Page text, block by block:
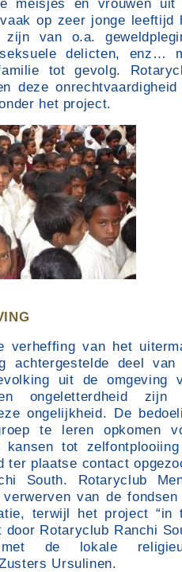
op zeer jonge leeftijd
zijn van o.a.
delicten, enz…
tot gevolg.
deze onrechtvaardigheid
het project.
verheffing van het
achtergestelde deel van
uit de omgeving
ongeletterdheid zijn
ongelijkheid. De
te leren opkomen
tot
ter plaatse contact
South. Rotaryclub
van de fondsen
terwijl het project “in
door Rotaryclub Ranchi
de lokale
Ursulinen.